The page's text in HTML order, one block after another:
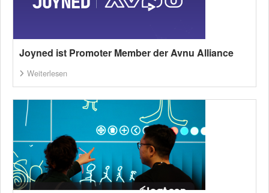
Joyned ist Promoter Member der Avnu Alliance
Weiterlesen